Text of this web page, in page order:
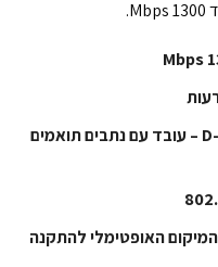
כולל טכנולוגיית D-Link Wi-Fi Mesh – עובד עם נתבים תואמים
האופטימלי להתקנה